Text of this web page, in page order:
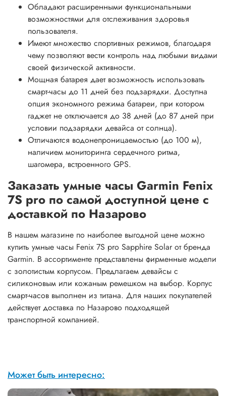
Обладают расширенными функциональными
возможностями для отслеживания здоровья
пользователя.
Имеют множество спортивных режимов, благодаря
чему позволяют вести контроль над любыми видами
своей физической активности.
Мощная батарея дает возможность использовать
смарт-часы до 11 дней без подзарядки. Доступна
опция экономного режима батареи, при котором
гаджет не отключается до 38 дней (до 87 дней при
условии подзарядки девайса от солнца).
Отличаются водонепроницаемостью (до 100 м),
наличием мониторинга сердечного ритма,
шагомера, встроенного GPS.
Заказать умные часы Garmin Fenix
7S pro по самой доступной цене с
доставкой по Назарово
В нашем магазине по наиболее выгодной цене можно
купить умные часы Fenix 7S pro Sapphire Solar от бренда
Garmin. В ассортименте представлены фирменные модели
с золотистым корпусом. Предлагаем девайсы с
силиконовым или кожаным ремешком на выбор. Корпус
смарт-часов выполнен из титана. Для наших покупателей
действует доставка по Назарово подходящей
транспортной компанией.
Может быть интересно: